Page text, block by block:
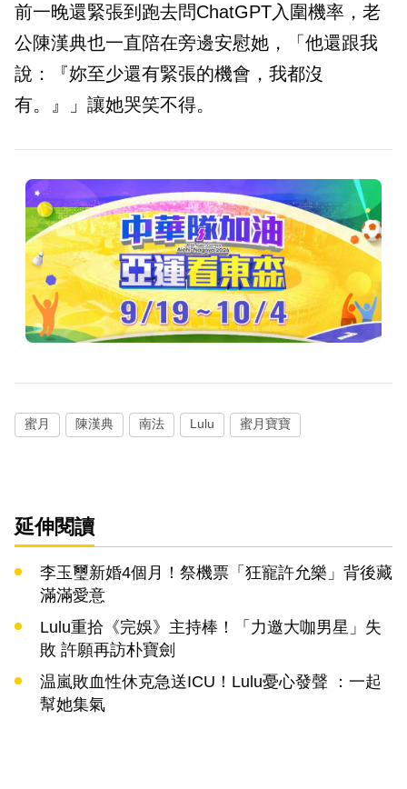
前一晚還緊張到跑去問ChatGPT入圍機率，老
公陳漢典也一直陪在旁邊安慰她，「他還跟我
說：『妳至少還有緊張的機會，我都沒
有。』」讓她哭笑不得。
蜜月 陳漢典 南法 Lulu 蜜月寶寶
延伸閱讀
李玉璽新婚4個月！祭機票「狂寵許允樂」背後藏
滿滿愛意
Lulu重拾《完娛》主持棒！「力邀大咖男星」失
敗 許願再訪朴寶劍
温嵐敗血性休克急送ICU！Lulu憂心發聲 ：一起
幫她集氣